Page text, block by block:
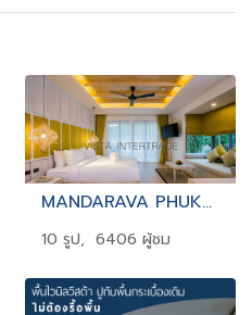
MANDARAVA PHUKET
10 รูป, 6406 ผู้ชม